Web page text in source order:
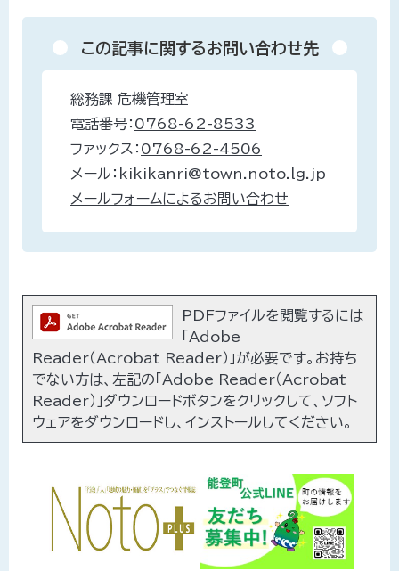
この記事に関するお問い合わせ先
総務課 危機管理室
電話番号： 0768-62-8533
ファックス： 0768-62-4506
メール：kikikanri@town.noto.lg.jp
メールフォームによるお問い合わせ
PDFファイルを閲覧するには
「Adobe
Reader（Acrobat Reader）」が必要です。お持ち
でない方は、左記の「Adobe Reader（Acrobat
Reader）」ダウンロードボタンをクリックして、ソフト
ウェアをダウンロードし、インストールしてください。